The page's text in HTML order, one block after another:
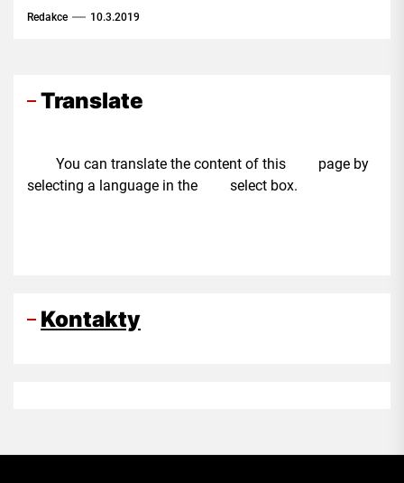
Rekultivační činnost ale zimní spánek nezastaví.
Redakce 10.3.2019
Translate
You can translate the content of this page by
selecting a language in the select box.
Kontakty